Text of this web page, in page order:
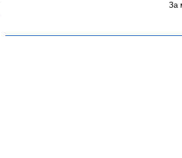
За